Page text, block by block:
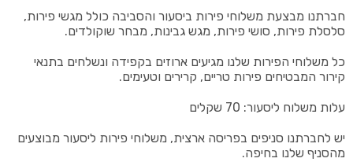
חברתנו מבצעת משלוחי פירות ביסעור והסביבה כולל מגשי פירות,
סלסלת פירות, סושי פירות, מגש גבינות, מבחר שוקולדים.
כל משלוחי הפירות שלנו מגיעים ארוזים בקפידה ונשלחים בתנאי
קירור המבטיחים פירות טריים, קרירים וטעימים.
עלות משלוח ליסעור: 70 שקלים
יש לחברתנו סניפים בפריסה ארצית, משלוחי פירות ליסעור מבוצעים
מהסניף שלנו בחיפה.